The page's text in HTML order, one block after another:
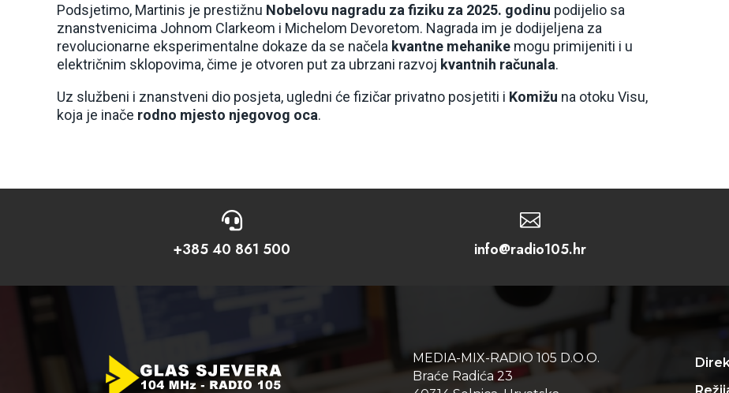
Podsjetimo, Martinis je prestižnu Nobelovu nagradu za fiziku za 2025. godinu podijelio sa
znanstvenicima Johnom Clarkeom i Michelom Devoretom. Nagrada im je dodijeljena za
revolucionarne eksperimentalne dokaze da se načela kvantne mehanike mogu primijeniti i u
električnim sklopovima, čime je otvoren put za ubrzani razvoj kvantnih računala.
Uz službeni i znanstveni dio posjeta, ugledni će fizičar privatno posjetiti i Komižu na otoku Visu,
koja je inače rodno mjesto njegovog oca.

+385 40 861 500

info@radio105.hr
MEDIA-MIX-RADIO 105 D.O.O.
Braće Radića 23